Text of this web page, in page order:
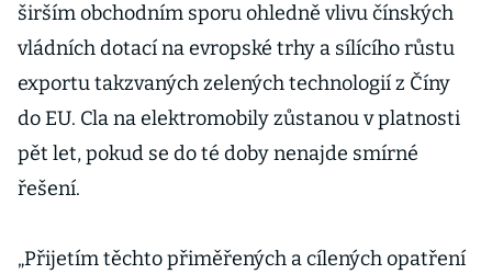
širším obchodním sporu ohledně vlivu čínských
vládních dotací na evropské trhy a sílícího růstu
exportu takzvaných zelených technologií z Číny
do EU. Cla na elektromobily zůstanou v platnosti
pět let, pokud se do té doby nenajde smírné
řešení.
„Přijetím těchto přiměřených a cílených opatření